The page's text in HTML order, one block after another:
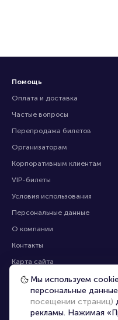
Помощь
Оплата и доставка
Частые вопросы
Перепродажа билетов
Организаторам
Корпоративным клиентам
VIP-билеты
Условия использования
Персональные данные
О компании
Контакты
Карта сайта
Управление cookies
Главная
Мы используем
персональные данные
посещении страниц)
рекламы. Нажимая